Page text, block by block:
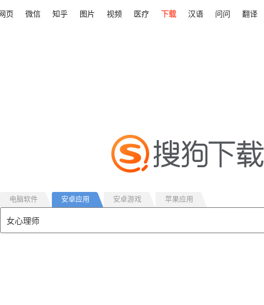
页 微信 知乎 图片 视频 医疗 下载 汉语 问问 翻译
电脑软件 安卓应用 安卓游戏 苹果应用